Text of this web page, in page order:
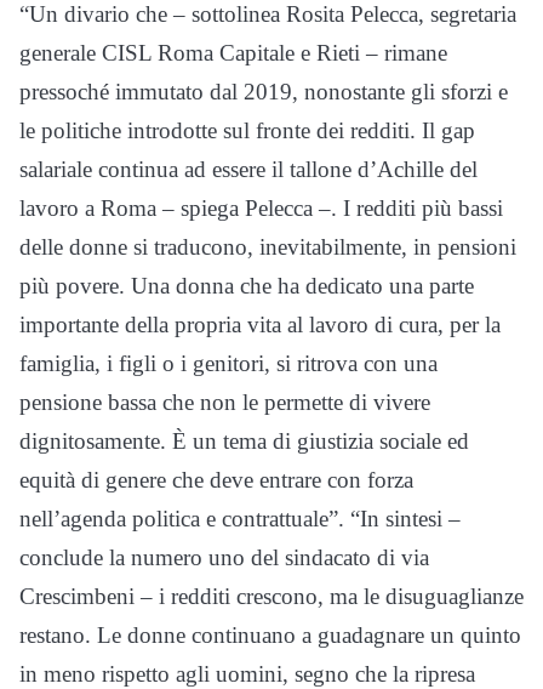
“Un divario che – sottolinea Rosita Pelecca, segretaria
generale CISL Roma Capitale e Rieti – rimane
pressoché immutato dal 2019, nonostante gli sforzi e
le politiche introdotte sul fronte dei redditi. Il gap
salariale continua ad essere il tallone d’Achille del
lavoro a Roma – spiega Pelecca –. I redditi più bassi
delle donne si traducono, inevitabilmente, in pensioni
più povere. Una donna che ha dedicato una parte
importante della propria vita al lavoro di cura, per la
famiglia, i figli o i genitori, si ritrova con una
pensione bassa che non le permette di vivere
dignitosamente. È un tema di giustizia sociale ed
equità di genere che deve entrare con forza
nell’agenda politica e contrattuale”. “In sintesi –
conclude la numero uno del sindacato di via
Crescimbeni – i redditi crescono, ma le disuguaglianze
restano. Le donne continuano a guadagnare un quinto
in meno rispetto agli uomini, segno che la ripresa